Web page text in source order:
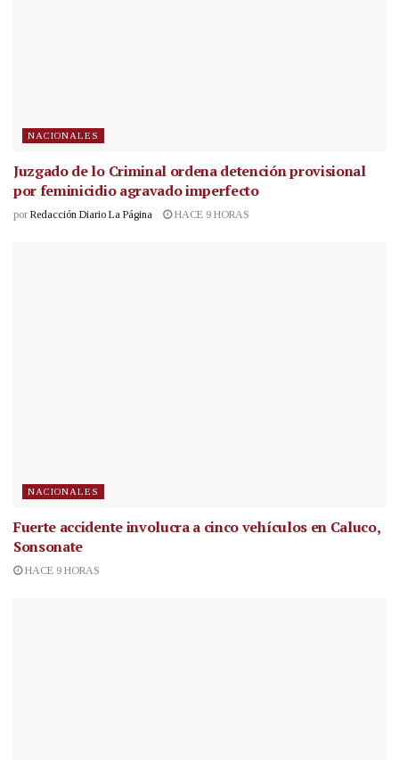
NACIONALES
Juzgado de lo Criminal ordena detención provisional
por feminicidio agravado imperfecto
por Redacción Diario La Página HACE 9 HORAS
NACIONALES
Fuerte accidente involucra a cinco vehículos en Caluco,
Sonsonate
HACE 9 HORAS